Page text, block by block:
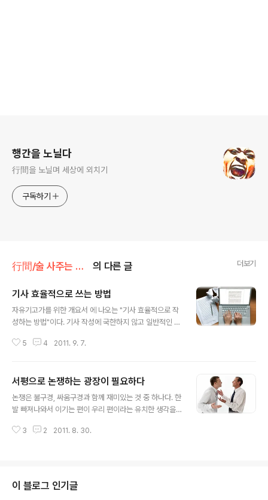
행간을 노닐다
行間을 노닐며 세상에 외치기
구독하기
行間/술 사주는 읽고쓰기 의 다른 글 더보기
기사 효율적으로 쓰는 방법
자유기고가를 위한 개요서 에 나오는 "기사 효율적으로 작
성하는 방법"이다. 기사 작성에 국한하지 않고 일반적인 글
반적으로 잘 알고 있다. 하지만 사소하다고 무시하면 안 된
을 쓰는 이의 관점이 아니라 읽는 이를 생각하며 써라. 마지
막으로 입에 잘 붙지 않는 글은 좋은 글이 아니다. 문장이
매끄러운지 소리 내 읽어보라. 눈으로 읽는 것과 달리 문장
확히 우선 기사의 주제를 언제나 머릿속에 떠올리고 있어
5 4 2011. 9. 7.
서평으로 논쟁하는 광장이 필요하다
논쟁은 불구경, 싸움구경과 함께 재미있는 것 중 하나다. 한
발 빠져나와서 이기는 편이 우리 편이라는 유치한 생각을
쟁의 중심에 서 있으면 또 그 나름 흥미진진한 일이다. 김영
는 것에 약하다. 논쟁은 좋지 않는 것으로 보는 경향이 있
다. 이 모든 것은 일제가 조선 시대 당쟁사를 조선 망국의
3 2 2011. 8. 30.
이 블로그 인기글